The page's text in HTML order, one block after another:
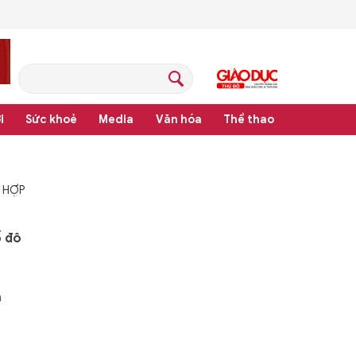
Sức khoẻ Media Văn hóa Thể thao
HỢP
đô